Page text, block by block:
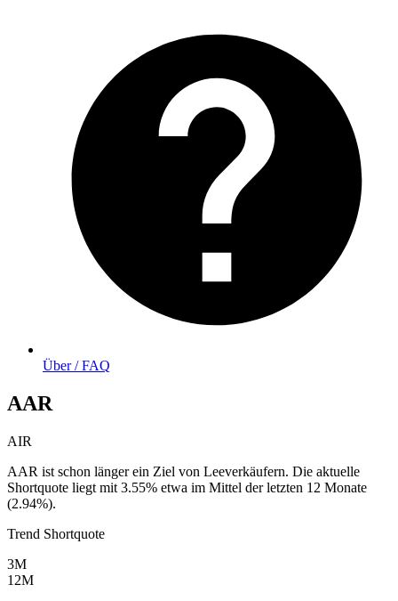
Über / FAQ
AAR
AIR
AAR ist schon länger ein Ziel von Leeverkäufern. Die aktuelle
Shortquote liegt mit 3.55% etwa im Mittel der letzten 12 Monate
(2.94%).
Trend Shortquote
3M
12M